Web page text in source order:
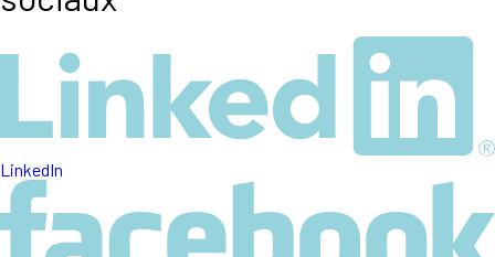
LinkedIn